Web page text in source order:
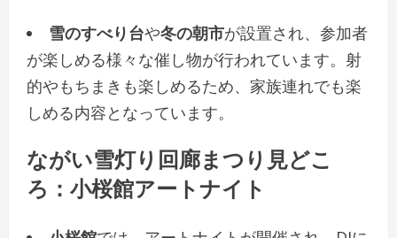
雪のすべり台や冬の朝市が設置され、参加者
が楽しめる様々な催し物が行われています。射
的やもちまきも楽しめるため、家族連れでも楽
しめる内容となっています。
ながい雪灯り回廊まつり見どこ
ろ：小桜館アートナイト